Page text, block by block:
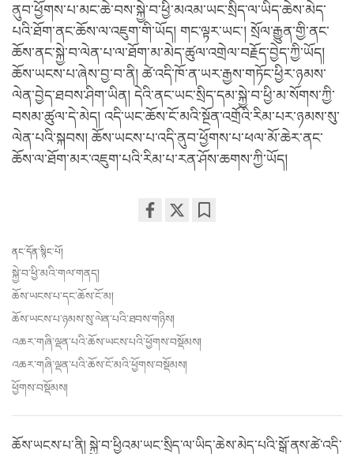
ནུབ་ཕྱོགས་པ་མང་ཆེ་བས་སྐྱེ་བ་ཕྱི་མའམ་ཡང་སྲིད་ལ་ཡིད་ཆེས་མེད་
པའི་ཐོག་ནང་ཆོས་ལ་འཇུག་གི་ཡོད། གང་ལྟར་ཡང་། སྲོལ་རྒྱུན་གྱི་ནང་
ཆོས་ནང་སྐྱེ་བ་ལེན་པ་ལ་ཐོག་མ་མེད་ཚུལ་འགྲེལ་བརྗོད་བྱེད་ཀྱི་ཡོད།
ཆོས་ཡངས་པ་ཞེས་བྱ་བ་ནི། ཚེ་འདི་ཁོ་ན་ཡར་རྒྱས་གཏོང་ཕྱིར་ཉམས་
ལེན་བྱེད་ཐབས་ཤིག་ཡིན། དེའི་ནང་ཡང་སྲིད་དམ་སྐྱེ་བ་ཕྱི་མ་སོགས་ཀྱི་
བསམ་ཚུལ་དེ་མེད། འདི་ཡང་ཆོས་ངོ་མའི་སྔོན་འགྲོའི་རིམ་པར་ཉམས་སུ་
ལེན་པའི་སྐབས། ཆོས་ཡངས་པ་འདི་ནུབ་ཕྱོགས་པ་ཕལ་མོ་ཆེར་ནང་
ཆོས་ལ་ཐོག་མར་འཇུག་པའི་རིམ་པ་རན་ཤོས་ཆགས་ཀྱི་ཡོད།
ནང་དོན་སྙིང་པོ།
སྐྱེ་བ་ཕྱི་མའི་གལ་གནད།
ཆོས་ཡངས་པ་དང་ཆོས་ངོ་མ།
ཆོས་ཡངས་པ་ཉམས་སུ་ལེན་པའི་ཐབས་གཉིས།
འཆར་གཞི་ལྡན་པའི་ཆོས་ཡངས་པའི་ཕྱོགས་བསྡོམས།
འཆར་གཞི་ལྡན་པའི་ཆོས་ངོ་མའི་ཕྱོགས་བསྡོམས།
ཕྱོགས་བསྡོམས།
ཆོས་ཡངས་པ་ནི། སྐྱེ་བ་ཕྱིའམ་ཡང་སྲིད་ལ་ཡིད་ཆེས་མེད་པའི་སྒོ་ནས་ཚེ་འདི་